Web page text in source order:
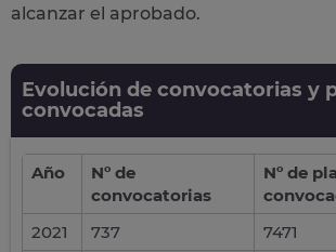
alcanzar el aprobado.
Evolución de convocatorias y
convocadas
Año
Nº de
convocatorias
Nº de
2021
737
7471